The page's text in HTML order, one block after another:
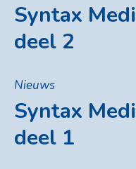
Syntax
deel 2
Nieuws
Syntax
deel 1